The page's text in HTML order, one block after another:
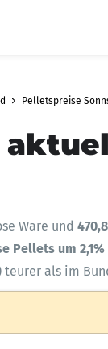
Pelletspreise
Ware und
Pellets um
teurer als im